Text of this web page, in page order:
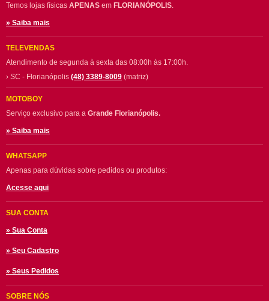
Temos lojas físicas APENAS em FLORIANÓPOLIS
» Saiba mais
TELEVENDAS
Atendimento de segunda à sexta das 08:00h às 17:00h.
› SC - Florianópolis (48) 3389-8009 (matriz)
MOTOBOY
Serviço exclusivo para a Grande Florianópolis.
» Saiba mais
WHATSAPP
Apenas para dúvidas sobre pedidos ou produtos:
Acesse aqui
SUA CONTA
» Sua Conta
» Seu Cadastro
» Seus Pedidos
SOBRE NÓS